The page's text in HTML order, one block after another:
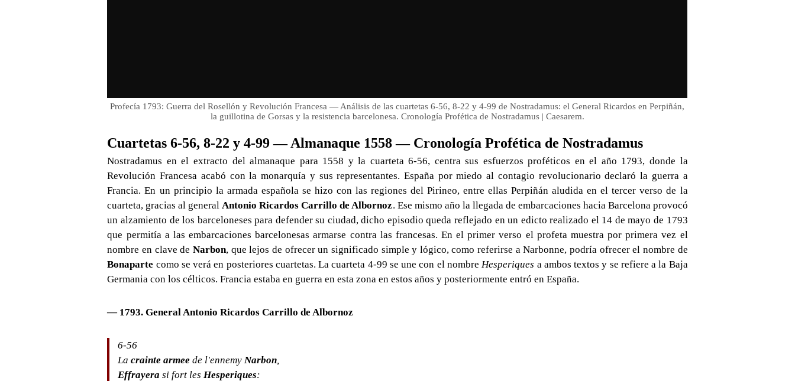
Profecía 1793: Guerra del Rosellón y Revolución Francesa — Análisis de las cuartetas 6-56, 8-22 y 4-99 de Nostradamus: el General Ricardos en Perpiñán,
la guillotina de Gorsas y la resistencia barcelonesa. Cronología Profética de Nostradamus | Caesarem.
Cuartetas 6-56, 8-22 y 4-99 — Almanaque 1558 — Cronología Profética de Nostradamus
Nostradamus en el extracto del almanaque para 1558 y la cuarteta 6-56, centra sus esfuerzos proféticos en el año 1793, donde la
Revolución Francesa acabó con la monarquía y sus representantes. España por miedo al contagio revolucionario declaró la guerra a
Francia. En un principio la armada española se hizo con las regiones del Pirineo, entre ellas Perpiñán aludida en el tercer verso de la
cuarteta, gracias al general Antonio Ricardos Carrillo de Albornoz. Ese mismo año la llegada de embarcaciones hacia Barcelona provocó
un alzamiento de los barceloneses para defender su ciudad, dicho episodio queda reflejado en un edicto realizado el 14 de mayo de 1793
que permitía a las embarcaciones barcelonesas armarse contra las francesas. En el primer verso el profeta muestra por primera vez el
nombre en clave deNarbon, que lejos de ofrecer un significado simple y lógico, como referirse a Narbonne, podría ofrecer el nombre de
Bonaparte como se verá en posteriores cuartetas. La cuarteta 4-99 se une con el nombre Hesperiques a ambos textos y se refiere a la Baja
Germania con los célticos. Francia estaba en guerra en esta zona en estos años y posteriormente entró en España.
— 1793.General Antonio Ricardos Carrillo de Albornoz
6-56
Lacrainte armee de l'ennemy Narbon
Effrayera si fort les Hesperiques: